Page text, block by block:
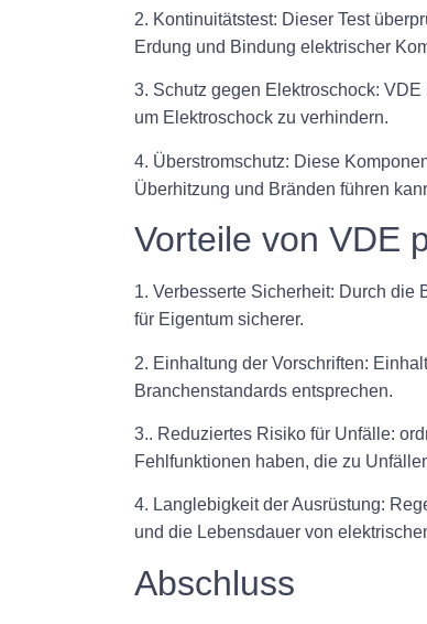
2. Kontinuitätstest: Dieser Test
Erdung und Bindung elektrischer
3. Schutz gegen Elektroschock:
um Elektroschock zu verhindern.
4. Überstromschutz: Diese
Überhitzung und Bränden führen
Vorteile von VDE
1. Verbesserte Sicherheit: Durch
für Eigentum sicherer.
2. Einhaltung der Vorschriften:
Branchenstandards entsprechen.
3.. Reduziertes Risiko für Unfälle:
Fehlfunktionen haben, die zu
4. Langlebigkeit der Ausrüstung:
und die Lebensdauer von
Abschluss